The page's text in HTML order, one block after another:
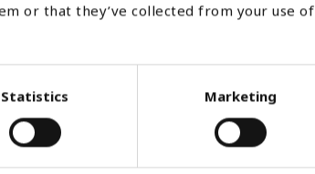
or that they’ve collected from your use of
Statistics Marketing